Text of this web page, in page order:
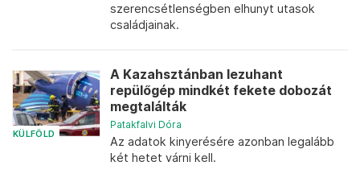
szerencsétlenségben elhunyt utasok
családjainak.
KÜLFÖLD
A Kazahsztánban lezuhant
repülőgép mindkét fekete dobozát
megtalálták
Patakfalvi Dóra
Az adatok kinyerésére azonban legalább
két hetet várni kell.